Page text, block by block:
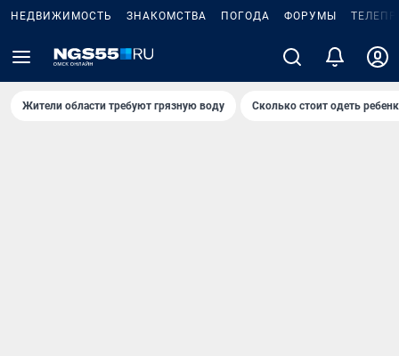
НЕДВИЖИМОСТЬ ЗНАКОМСТВА ПОГОДА ФОРУМЫ
Жители области требуют грязную воду Сколько стоит одеть